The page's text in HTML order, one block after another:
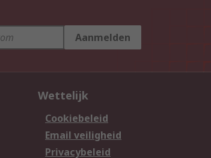
Aanmelden
Wettelijk
Cookiebeleid
Email veiligheid
Privacybeleid